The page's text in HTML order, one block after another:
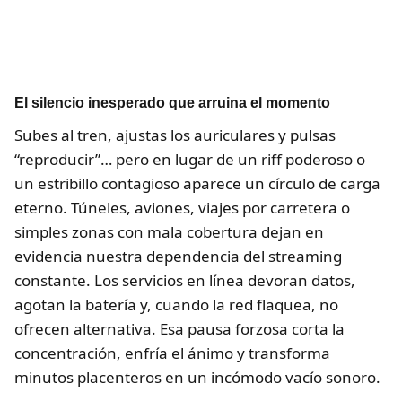
El silencio inesperado que arruina el momento
Subes al tren, ajustas los auriculares y pulsas
“reproducir”… pero en lugar de un riff poderoso o
un estribillo contagioso aparece un círculo de carga
eterno. Túneles, aviones, viajes por carretera o
simples zonas con mala cobertura dejan en
evidencia nuestra dependencia del streaming
constante. Los servicios en línea devoran datos,
agotan la batería y, cuando la red flaquea, no
ofrecen alternativa. Esa pausa forzosa corta la
concentración, enfría el ánimo y transforma
minutos placenteros en un incómodo vacío sonoro.